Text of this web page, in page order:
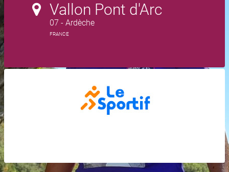
Vallon Pont d'Arc
07 - Ardèche
FRANCE